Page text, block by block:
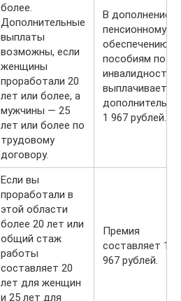
более.
Дополнительные
выплаты
возможны, если
женщины
проработали 20
лет или более, а
мужчины — 25
лет или более по
трудовому
договору.
В дополнение к
пенсионному
обеспечению и
пособиям по
инвалидности
выплачивается
дополнительно
1 967 рублей.
Если вы
проработали в
этой области
более 20 лет или
общий стаж
работы
составляет 20
лет для женщин
и 25 лет для
Премия
составляет 1
967 рублей.